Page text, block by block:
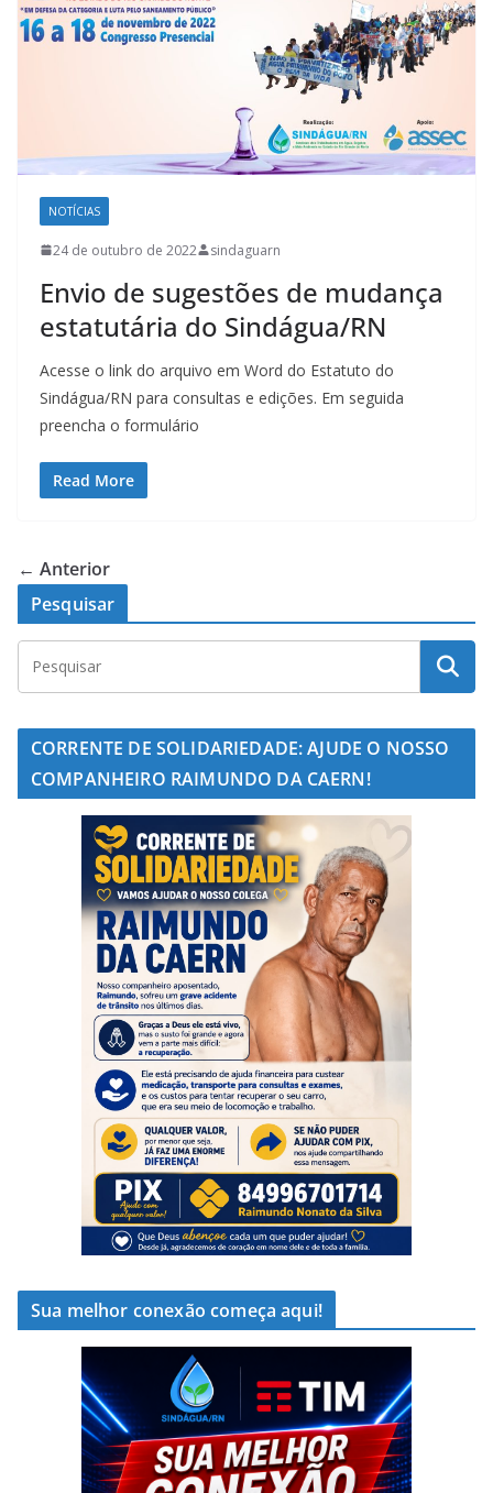
NOTÍCIAS
24 de outubro de 2022 sindaguarn
Envio de sugestões de mudança
estatutária do Sindágua/RN
Acesse o link do arquivo em Word do Estatuto do
Sindágua/RN para consultas e edições. Em seguida
preencha o formulário
Read More
← Anterior
Pesquisar
CORRENTE DE SOLIDARIEDADE: AJUDE O NOSSO
COMPANHEIRO RAIMUNDO DA CAERN!
Sua melhor conexão começa aqui!